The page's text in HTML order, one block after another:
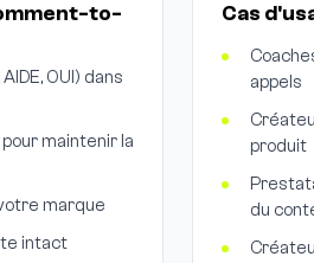
to-
OUI) dans
maintenir la
marque
intact
Cas
appels
produit
du